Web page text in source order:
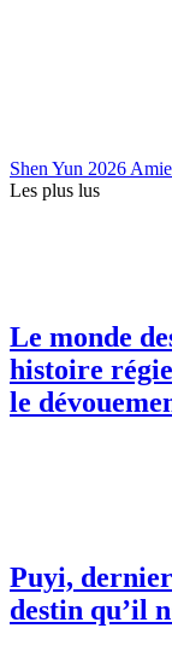
Shen Yun 2026
Les plus lus
Le monde
histoire
le
Puyi,
destin qu’il